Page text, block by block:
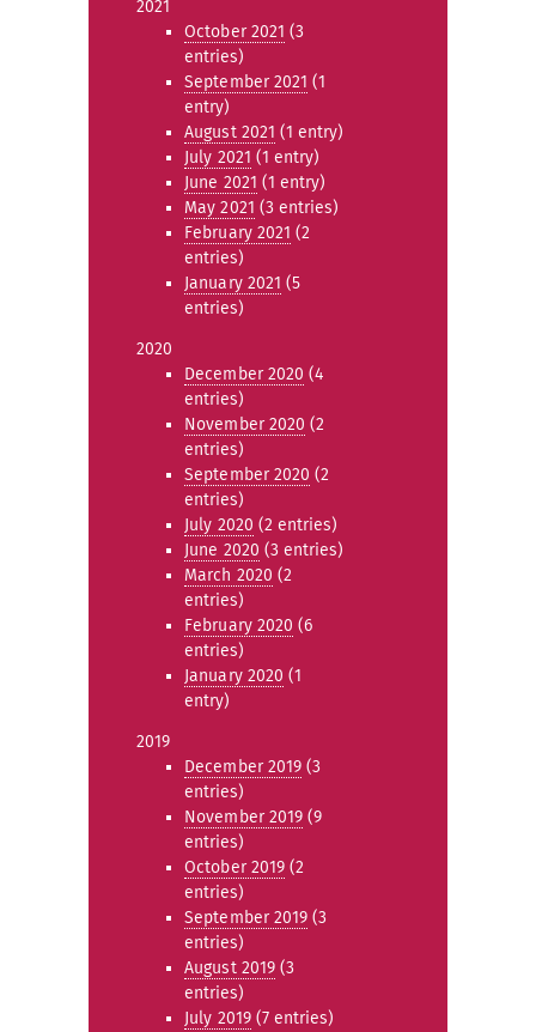
2021
October 2021 (3
entries)
September 2021 (1
entry)
August 2021 (1 entry)
July 2021 (1 entry)
June 2021 (1 entry)
May 2021 (3 entries)
February 2021 (2
entries)
January 2021 (5
entries)
2020
December 2020 (4
entries)
November 2020 (2
entries)
September 2020 (2
entries)
July 2020 (2 entries)
June 2020 (3 entries)
March 2020 (2
entries)
February 2020 (6
entries)
January 2020 (1
entry)
2019
December 2019 (3
entries)
November 2019 (9
entries)
October 2019 (2
entries)
September 2019 (3
entries)
August 2019 (3
entries)
July 2019(7 entries)